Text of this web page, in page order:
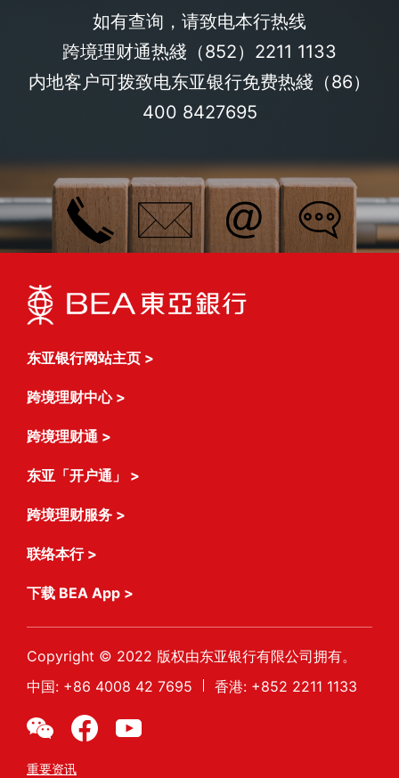
如有查询，请致电本行热线
跨境理财通热綫 （852）2211 1133
内地客户可拨致电东亚银行免费热綫 （86）
400 8427695
东亚银行网站主页 >
跨境理财中心 >
跨境理财通 >
东亚「开户通」 >
跨境理财服务 >
联络本行 >
下载 BEA App >
Copyright © 2022 版权由东亚银行有限公司拥有。
中国: +86 4008 42 7695 香港: +852 2211 1133
重要资讯